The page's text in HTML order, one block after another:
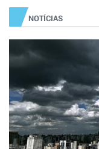
NOTÍCIAS